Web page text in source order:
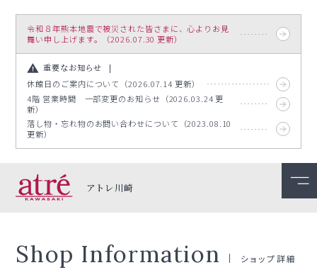
令和８年熊本地震で被災された皆さまに、心よりお見
舞い申し上げます。（2026.07.30 更新）
重要なお知らせ
休館日のご案内について（2026.07.14 更新）
4階 営業時間 一部変更のお知らせ（2026.03.24 更
新）
落し物・忘れ物のお問い合わせについて（2023.08.10
更新）
アトレ川崎
Shop Information ショップ詳細